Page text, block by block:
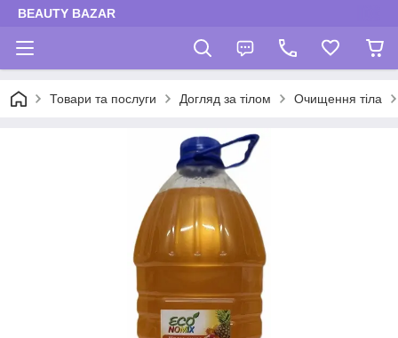
BEAUTY BAZAR
Товари та послуги Догляд за тілом Очищення тіла